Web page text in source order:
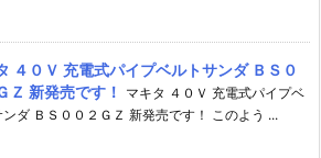
４０Ｖ 充電式パイプベルトサンダ ＢＳ０
Ｚ 新発売です！
マキタ ４０Ｖ 充電式パイプベ
ンダ ＢＳ００２ＧＺ 新発売です！ このよう ...